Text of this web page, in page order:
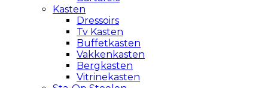
Kasten
Dressoirs
Tv Kasten
Buffetkasten
Vakkenkasten
Bergkasten
Vitrinekasten